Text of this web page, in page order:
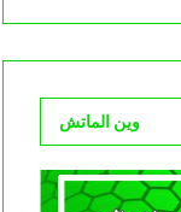
وين الماتش